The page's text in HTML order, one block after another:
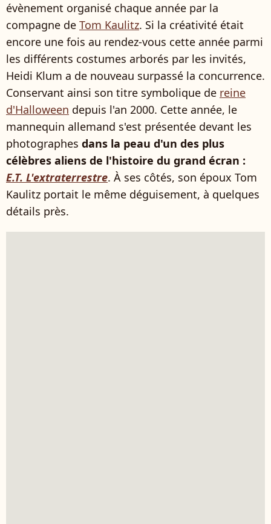
évènement organisé chaque année par la
compagne de Tom Kaulitz. Si la créativité était
encore une fois au rendez-vous cette année parmi
les différents costumes arborés par les invités,
Heidi Klum a de nouveau surpassé la concurrence.
Conservant ainsi son titre symbolique de reine
d'Halloween depuis l'an 2000. Cette année, le
mannequin allemand s'est présentée devant les
photographes dans la peau d'un des plus
célèbres aliens de l'histoire du grand écran :
E.T. L'extraterrestre. À ses côtés, son époux Tom
Kaulitz portait le même déguisement, à quelques
détails près.